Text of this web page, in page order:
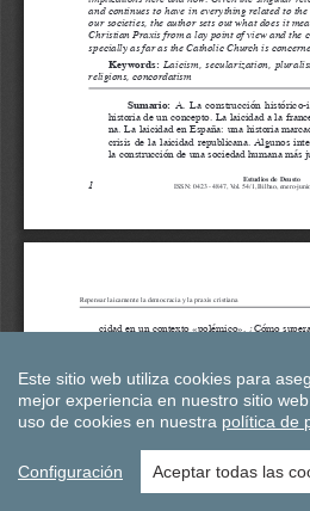
Este sitio web utiliza cookies para
mejor experiencia en nuestro sitio web.
uso de cookies en nuestra política de
Configuración Aceptar todas las